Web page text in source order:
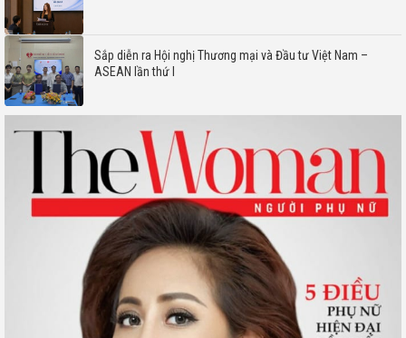
Sắp diễn ra Hội nghị Thương mại và Đầu tư Việt Nam –
ASEAN lần thứ I